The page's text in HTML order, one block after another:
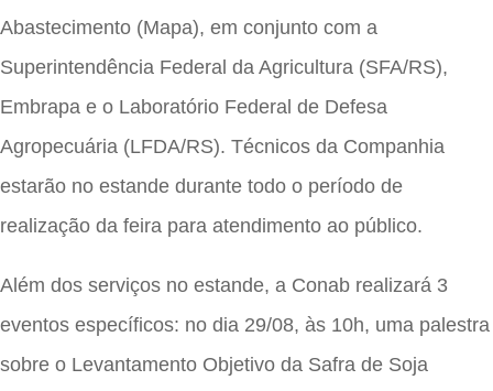
Abastecimento (Mapa), em conjunto com a
Superintendência Federal da Agricultura (SFA/RS),
Embrapa e o Laboratório Federal de Defesa
Agropecuária (LFDA/RS). Técnicos da Companhia
estarão no estande durante todo o período de
realização da feira para atendimento ao público.
Além dos serviços no estande, a Conab realizará 3
eventos específicos: no dia 29/08, às 10h, uma palestra
sobre o Levantamento Objetivo da Safra de Soja